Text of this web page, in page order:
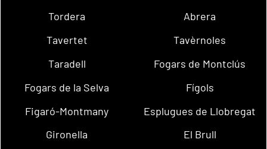
Tordera
Abrera
Tavertet
Tavèrnoles
Taradell
Fogars de Montclús
Fogars de la Selva
Fígols
Figaró-Montmany
Esplugues de Llobregat
Gironella
El Brull